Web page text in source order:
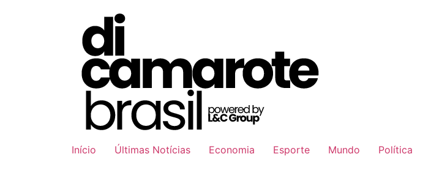
Início Últimas Notícias Economia Esporte Mundo Política